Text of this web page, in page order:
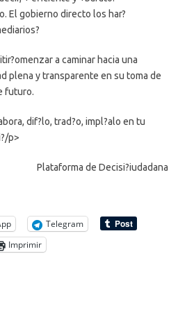
El gobierno directo los har?
a caminar hacia una
plena y transparente en su toma de
futuro.
dif?lo, trad?o, impl?alo en tu
p>
Plataforma de Decisi?iudadana
Telegram
Imprimir